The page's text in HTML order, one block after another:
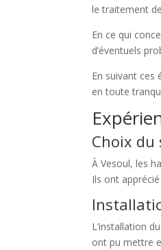
le traitement
En ce qui
d’éventuels
En suivant ces
en toute
Choix du
À Vesoul, les
Ils ont
L’installation
ont pu mettre